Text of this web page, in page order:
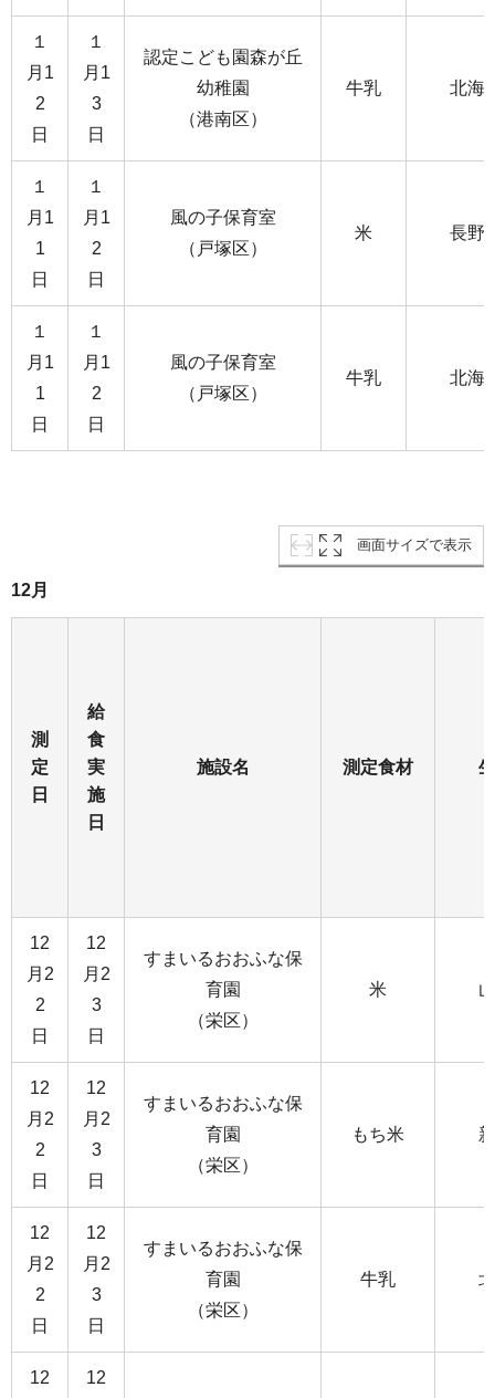
１
月1
2
日
１
月1
3
日
認定こども園森が丘
幼稚園
（港南区）
牛乳 北海
１
月1
1
日
１
月1
2
日
風の子保育室
（戸塚区）
米 長野
１
月1
1
日
１
月1
2
日
風の子保育室
（戸塚区）
牛乳 北海
画面サイズで表示
12月
測
定
日
給
食
実
施
日
施設名 測定食材
12
月2
2
日
12
月2
3
日
すまいるおおふな保
育園
（栄区）
米
12
月2
2
日
12
月2
3
日
すまいるおおふな保
育園
（栄区）
もち米
12
月2
2
日
12
月2
3
日
すまいるおおふな保
育園
（栄区）
牛乳
12
12